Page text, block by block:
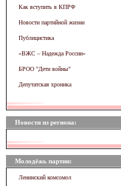
Как вступить в КПРФ
Новости партийной жизни
Публицистика
«ВЖC – Надежда России»
БРОО "Дети войны"
Депутатская хроника
Новости из региона:
Молодёжь партии:
Ленинский комсомол